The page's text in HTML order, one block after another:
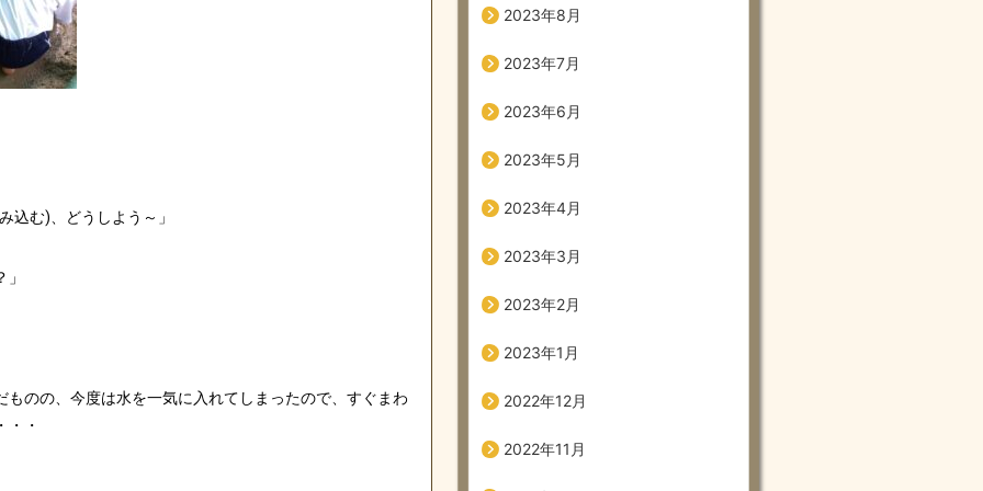
込む)、どうしよう～」
のの、今度は水を一気に入れてしまったので、すぐまわ
・・
2023年8月
2023年7月
2023年6月
2023年5月
2023年4月
2023年3月
2023年2月
2023年1月
2022年12月
2022年11月